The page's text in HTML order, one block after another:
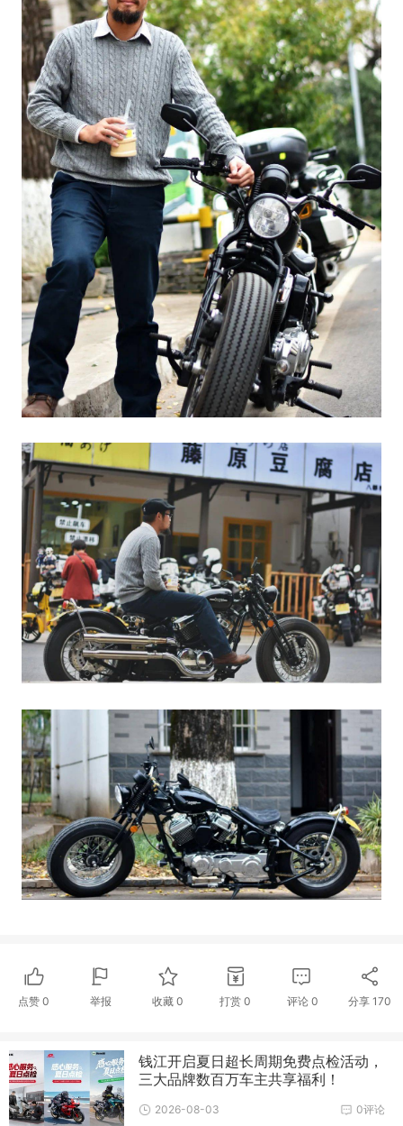
点赞 0 举报 收藏0 打赏 0 评论 0 分享 170
钱江开启夏日超长周期免费点检活动，
三大品牌数百万车主共享福利！
0评论
2026-08-03